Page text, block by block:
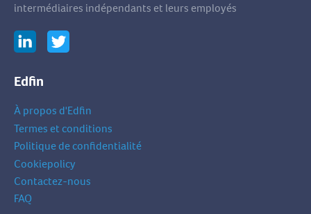
intermédiaires indépendants et leurs employés
Edfin
À propos d'Edfin
Termes et conditions
Politique de confidentialité
Cookiepolicy
Contactez-nous
FAQ